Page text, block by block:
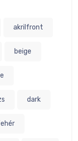
akrilfront
beige
dark